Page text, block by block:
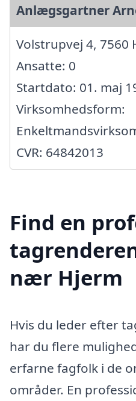
Anlægsgartner
Volstrupvej 4, 7560
Ansatte: 0
Startdato: 01. maj
Virksomhedsform:
CVR: 64842013
Find en
nær Hjerm
Hvis du leder efter
har du flere
erfarne fagfolk i de
områder. En